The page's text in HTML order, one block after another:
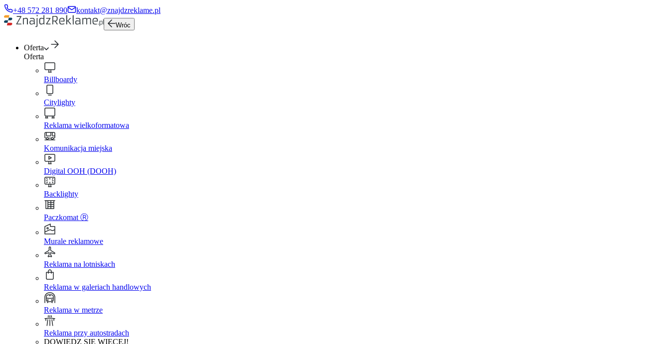
+48 572 281 890 kontakt@znajdzreklame.pl
Wróc
Oferta
Oferta
Billboardy
Citylighty
Reklama wielkoformatowa
Komunikacja miejska
Digital OOH (DOOH)
Backlighty
Paczkomat Ⓡ
Murale reklamowe
Reklama na lotniskach
Reklama w galeriach handlowych
Reklama w metrze
Reklama przy autostradach
DOWIEDZ SIĘ WIĘCEJ!